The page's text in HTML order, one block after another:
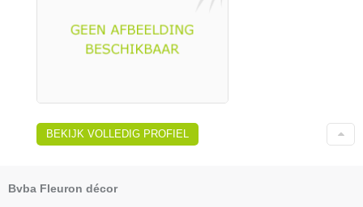
BEKIJK VOLLEDIG PROFIEL
Bvba Fleuron décor